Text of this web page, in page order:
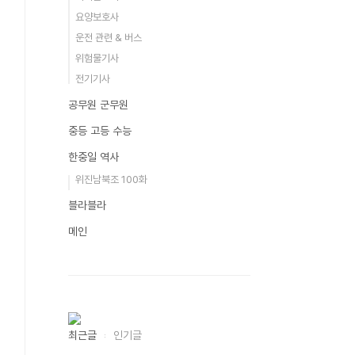
요양보호사
운전 관련 & 버스
위험물기사
전기기사
공무원 군무원
중등 고등 수능
한중일 역사
위진남북조 100화
블라블라
메인
최근글 인기글